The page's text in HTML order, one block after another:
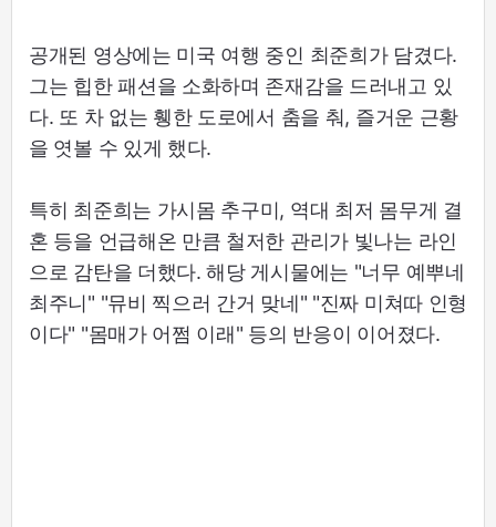
공개된 영상에는 미국 여행 중인 최준희가 담겼다.
그는 힙한 패션을 소화하며 존재감을 드러내고 있
다. 또 차 없는 휑한 도로에서 춤을 춰, 즐거운 근황
을 엿볼 수 있게 했다.
특히 최준희는 가시몸 추구미, 역대 최저 몸무게 결
혼 등을 언급해온 만큼 철저한 관리가 빛나는 라인
으로 감탄을 더했다. 해당 게시물에는 "너무 예뿌네
최주니" "뮤비 찍으러 간거 맞네" "진짜 미쳐따 인형
이다" "몸매가 어쩜 이래" 등의 반응이 이어졌다.